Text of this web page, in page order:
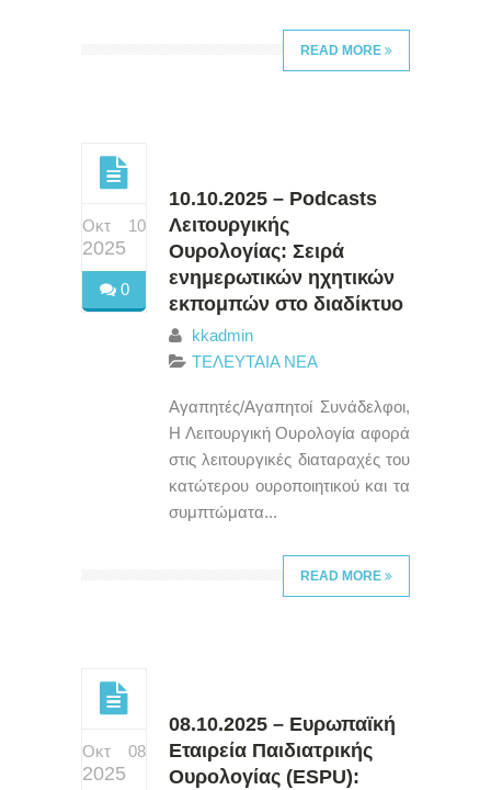
READ MORE
Οκτ 10
2025
0
10.10.2025 – Podcasts
Λειτουργικής
Ουρολογίας: Σειρά
ενημερωτικών ηχητικών
εκπομπών στο διαδίκτυο
kkadmin
ΤΕΛΕΥΤΑΙΑ ΝΕΑ
Αγαπητές/Αγαπητοί Συνάδελφοι,
Η Λειτουργική Ουρολογία αφορά
στις λειτουργικές διαταραχές του
κατώτερου ουροποιητικού και τα
συμπτώματα...
READ MORE
Οκτ 08
2025
08.10.2025 – Ευρωπαϊκή
Εταιρεία Παιδιατρικής
Ουρολογίας (ESPU):